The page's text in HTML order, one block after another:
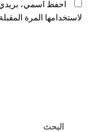
احفظ اسمي، بريدي
لاستخدامها المرة
البحث